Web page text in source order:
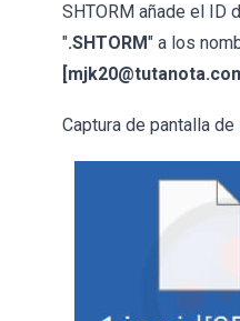
SHTORM añade el ID
".SHTORM" a los
Captura de pantalla